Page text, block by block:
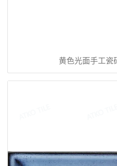
黄色光面手工瓷